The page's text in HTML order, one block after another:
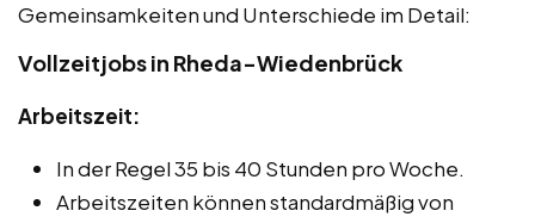
Gemeinsamkeiten und Unterschiede im Detail:
Vollzeitjobs in Rheda-Wiedenbrück
Arbeitszeit:
In der Regel 35 bis 40 Stunden pro Woche.
Arbeitszeiten können standardmäßig von